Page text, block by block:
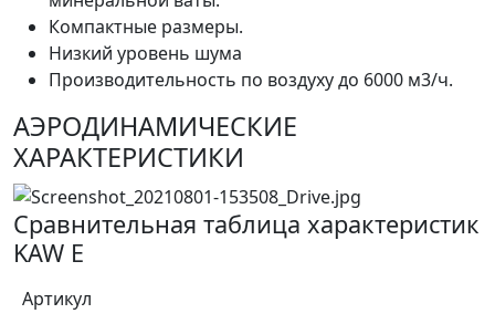
Компактные размеры.
Низкий уровень шума
Производительность по воздуху до 6000 м3/ч.
АЭРОДИНАМИЧЕСКИЕ
ХАРАКТЕРИСТИКИ
Сравнительная таблица характеристик
KAW E
Артикул